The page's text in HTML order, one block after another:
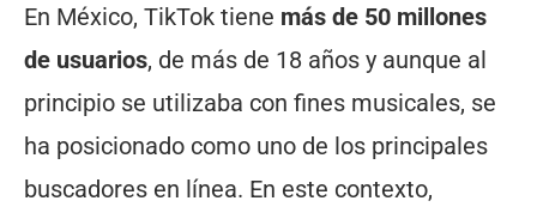
En México, TikTok tiene más de 50 millones
de usuarios, de más de 18 años y aunque al
principio se utilizaba con fines musicales, se
ha posicionado como uno de los principales
buscadores en línea. En este contexto,